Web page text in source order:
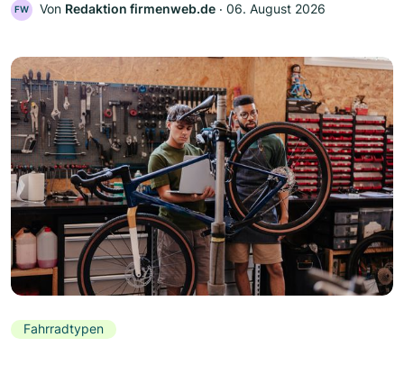
FW Von Redaktion firmenweb.de ‧ 06. August 2026
Fahrradtypen